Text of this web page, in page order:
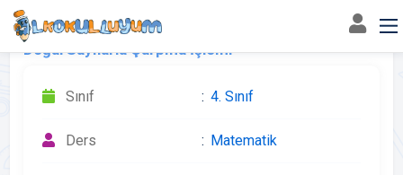
Doğal Sayılarla Çarpma İşlemi
Sınıf 4. Sınıf
Ders Matematik